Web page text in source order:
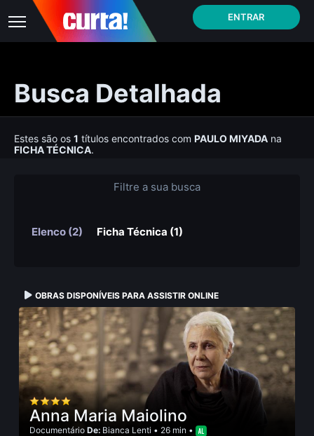
ENTRAR
Busca Detalhada
Estes são os 1 títulos encontrados com PAULO MIYADA na
FICHA TÉCNICA.
Filtre a sua busca
Elenco (2) Ficha Técnica (1)
OBRAS DISPONÍVEIS PARA ASSISTIR ONLINE
Anna Maria Maiolino
Documentário De: Bianca Lenti • 26 min •